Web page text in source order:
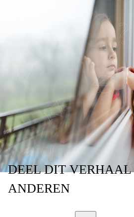
WAAROM
JEZELF
TWEEËN
SPLITSEN?
DEELDIT VERHAAL
ANDEREN